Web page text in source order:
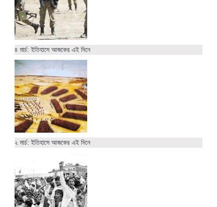
৪ মার্চ: ইতিহাসে আজকের এই দিনে
২ মার্চ: ইতিহাসে আজকের এই দিনে